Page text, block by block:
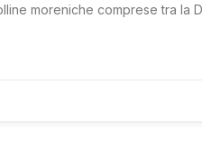
moreniche comprese tra la